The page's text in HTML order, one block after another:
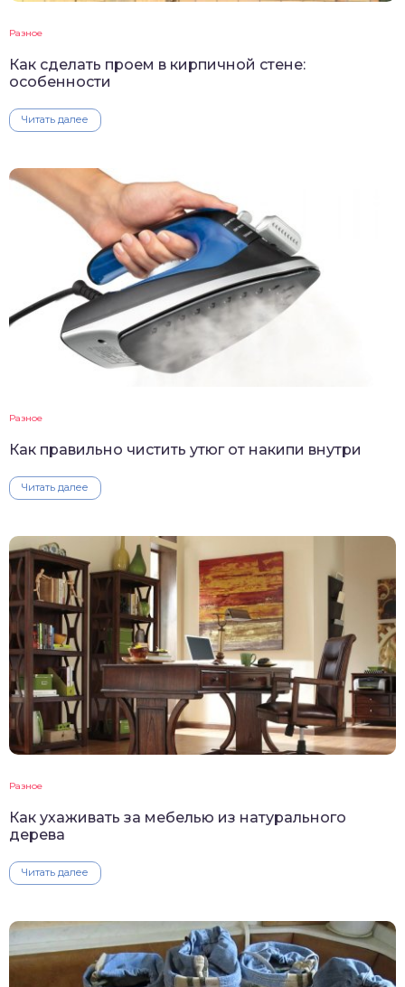
Разное
Как сделать проем в кирпичной стене:
особенности
Читать далее
Разное
Как правильно чистить утюг от накипи внутри
Читать далее
Разное
Как ухаживать за мебелью из натурального
дерева
Читать далее